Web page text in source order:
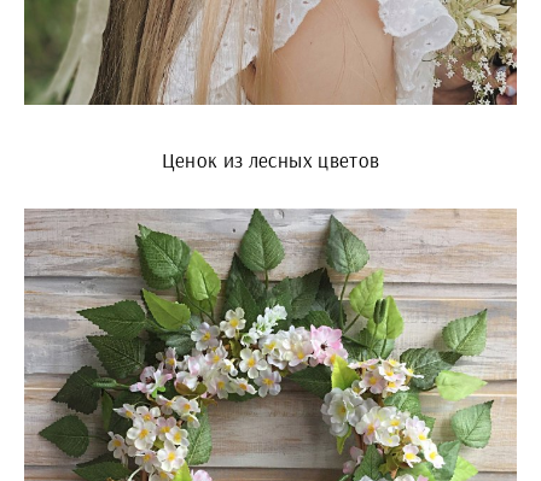
Ценок из лесных цветов